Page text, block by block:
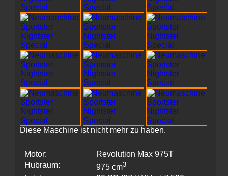
Diese Maschine ist nicht mehr zu haben.
Motor:
Revolution Max 975T
Hubraum:
975 cm3